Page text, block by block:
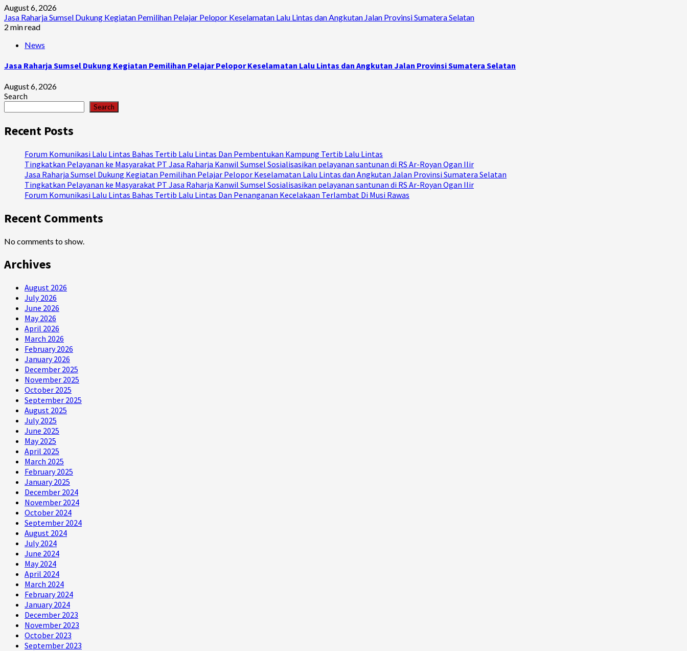
August 6, 2026
Jasa Raharja Sumsel Dukung Kegiatan Pemilihan Pelajar Pelopor Keselamatan Lalu Lintas dan Angkutan Jalan Provinsi Sumatera Selatan
2 min read
News
Jasa Raharja Sumsel Dukung Kegiatan Pemilihan Pelajar Pelopor Keselamatan Lalu Lintas dan Angkutan Jalan Provinsi Sumatera Selatan
August 6, 2026
Search
Search
Recent Posts
Forum Komunikasi Lalu Lintas Bahas Tertib Lalu Lintas Dan Pembentukan Kampung Tertib Lalu Lintas
Tingkatkan Pelayanan ke Masyarakat PT Jasa Raharja Kanwil Sumsel Sosialisasikan pelayanan santunan di RS Ar-Royan Ogan Ilir
Jasa Raharja Sumsel Dukung Kegiatan Pemilihan Pelajar Pelopor Keselamatan Lalu Lintas dan Angkutan Jalan Provinsi Sumatera Selatan
Tingkatkan Pelayanan ke Masyarakat PT Jasa Raharja Kanwil Sumsel Sosialisasikan pelayanan santunan di RS Ar-Royan Ogan Ilir
Forum Komunikasi Lalu Lintas Bahas Tertib Lalu Lintas Dan Penanganan Kecelakaan Terlambat Di Musi Rawas
Recent Comments
No comments to show.
Archives
August 2026
July 2026
June 2026
May 2026
April 2026
March 2026
February 2026
January 2026
December 2025
November 2025
October 2025
September 2025
August 2025
July 2025
June 2025
May 2025
April 2025
March 2025
February 2025
January 2025
December 2024
November 2024
October 2024
September 2024
August 2024
July 2024
June 2024
May 2024
April 2024
March 2024
February 2024
January 2024
December 2023
November 2023
October 2023
September 2023